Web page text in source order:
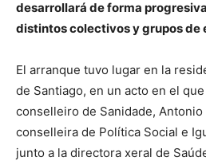
desarrollará de forma
distintos colectivos y grupos de
El arranque tuvo lugar en la
de Santiago, en un acto en el
conselleiro de Sanidade, Antonio
conselleira de Política Social e
junto a la directora xeral de